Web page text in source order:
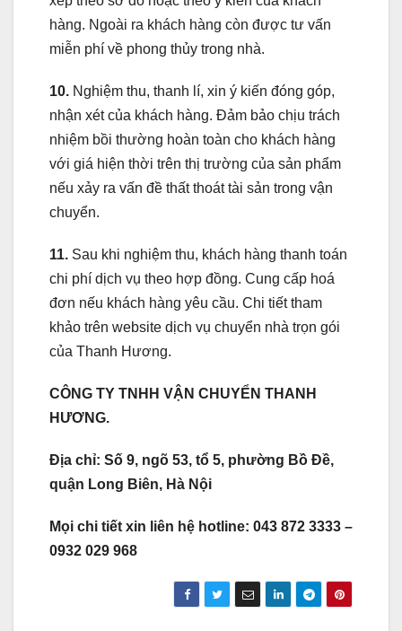
hàng. Ngoài ra khách hàng còn được tư vấn
miễn phí về phong thủy trong nhà.
10. Nghiệm thu, thanh lí, xin ý kiến đóng góp,
nhận xét của khách hàng. Đảm bảo chịu trách
nhiệm bồi thường hoàn toàn cho khách hàng
với giá hiện thời trên thị trường của sản phẩm
nếu xảy ra vấn đề thất thoát tài sản trong vận
chuyển.
11. Sau khi nghiệm thu, khách hàng thanh toán
chi phí dịch vụ theo hợp đồng. Cung cấp hoá
đơn nếu khách hàng yêu cầu. Chi tiết tham
khảo trên website dịch vụ chuyển nhà trọn gói
của Thanh Hương.
CÔNG TY TNHH VẬN CHUYỂN THANH
HƯƠNG.
Địa chỉ: Số 9, ngõ 53, tổ 5, phường Bồ Đề,
quận Long Biên, Hà Nội
Mọi chi tiết xin liên hệ hotline: 043 872 3333 –
0932 029 968